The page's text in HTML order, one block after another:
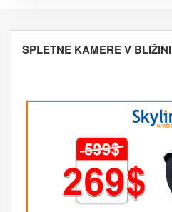
SPLETNE KAMERE V BLIŽINI